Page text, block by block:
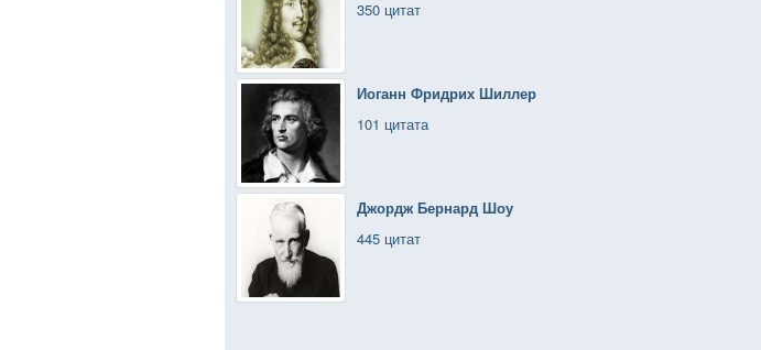
350 цитат
Иоганн Фридрих Шиллер
101 цитата
Джордж Бернард Шоу
445 цитат